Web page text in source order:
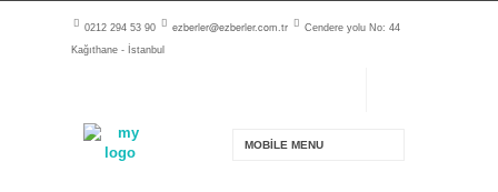
0212 294 53 90 ezberler@ezberler.com.tr
Cendere yolu No: 44
Kağıthane - İstanbul